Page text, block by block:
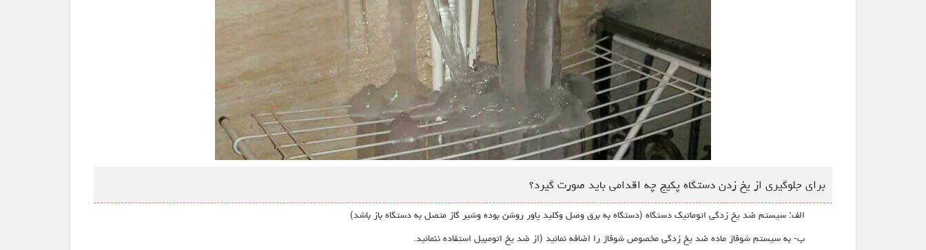
برای جلوگیری از یخ زدن دستگاه پکیج چه اقدامی باید صورت گیرد؟
الف: سیستم ضد یخ زدگی اتوماتیک دستگاه (دستگاه به برق وصل وکلید پاور روشن بوده وشیر گاز متصل به دستگاه باز باشد)
ب- به سیستم شوفاژ ماده ضد یخ زدگی مخصوص شوفاژ را اضافه نمائید (از ضد یخ اتومبیل استفاده ننمائید.